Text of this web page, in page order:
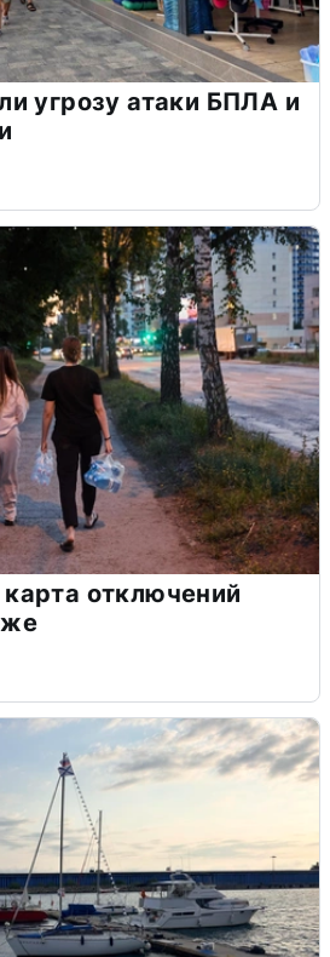
угрозу атаки БПЛА и
отключений